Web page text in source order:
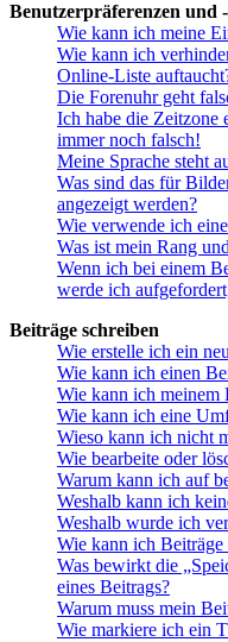
Benutzerpräferenzen und
Wie kann ich meine
Wie kann ich
Online-Liste
Die Forenuhr geht
Ich habe die Zeitzone
immer noch falsch!
Meine Sprache steht
Was sind das für
angezeigt werden?
Wie verwende ich
Was ist mein Rang
Wenn ich bei einem
werde ich
Beiträge schreiben
Wie erstelle ich ein
Wie kann ich einen
Wie kann ich meinem
Wie kann ich eine
Wieso kann ich nicht
Wie bearbeite oder
Warum kann ich auf
Weshalb kann ich
Weshalb wurde ich
Wie kann ich
Was bewirkt die
eines Beitrags?
Warum muss mein
Wie markiere ich ein